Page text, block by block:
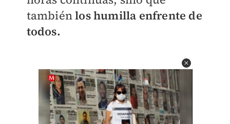
tambiénlos humilla enfrente de
todos.